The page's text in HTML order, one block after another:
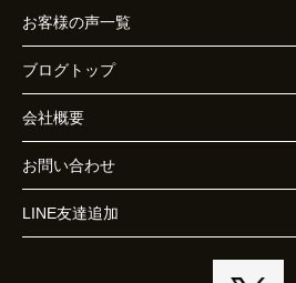
お客様の声一覧
ブログトップ
会社概要
お問い合わせ
LINE友達追加